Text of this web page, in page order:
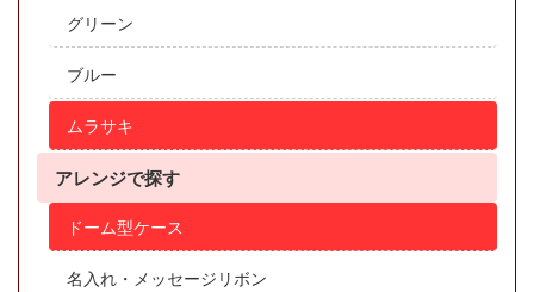
グリーン
ブルー
ムラサキ
アレンジで探す
ドーム型ケース
名入れ・メッセージリボン